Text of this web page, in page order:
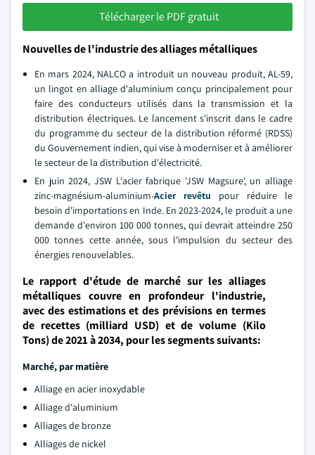
Télécharger le PDF gratuit
Nouvelles de l'industrie des alliages métalliques
En mars 2024, NALCO a introduit un nouveau produit, AL-59,
un lingot en alliage d'aluminium conçu principalement pour
faire des conducteurs utilisés dans la transmission et la
distribution électriques. Le lancement s'inscrit dans le cadre
du programme du secteur de la distribution réformé (RDSS)
du Gouvernement indien, qui vise à moderniser et à améliorer
le secteur de la distribution d'électricité.
En juin 2024, JSW L'acier fabrique 'JSW Magsure', un alliage
zinc-magnésium-aluminium-Acier revêtu pour réduire le
besoin d'importations en Inde. En 2023-2024, le produit a une
demande d'environ 100 000 tonnes, qui devrait atteindre 250
000 tonnes cette année, sous l'impulsion du secteur des
énergies renouvelables.
Le rapport d'étude de marché sur les alliages
métalliques couvre en profondeur l'industrie,
avec des estimations et des prévisions en termes
de recettes (milliard USD) et de volume (Kilo
Tons) de 2021 à 2034, pour les segments suivants:
Marché, par matière
Alliage en acier inoxydable
Alliage d'aluminium
Alliages de bronze
Alliages de nickel